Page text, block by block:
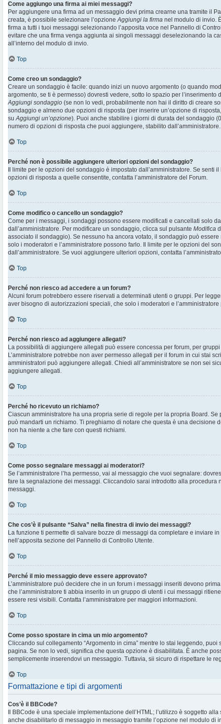
Come aggiungo una firma ai miei messaggi?
Per aggiungere una firma ad un messaggio devi prima crearne una tramite il
creata, è possibile selezionare l’opzioneAggiungi la firma nel modulo di invio.
firma a tutti i tuoi messaggi selezionando l’apposita voce nel Pannello di
evitare che una firma venga aggiunta ai singoli messaggi deselezionando la
all’interno del modulo di invio.
Top
Come creo un sondaggio?
Creare un sondaggio è facile: quando inizi un nuovo argomento (o quando
argomento, se ti è permesso) dovresti vedere, sotto lo spazio per
Aggiungi sondaggio (se non lo vedi, probabilmente non hai il diritto di creare
sondaggio e almeno due opzioni di risposta (per inserire un’opzione di
suAggiungi un’opzione). Puoi anche stabilire i giorni di durata del sondaggio
numero di opzioni di risposta che puoi aggiungere, stabilito dall’amministratore.
Top
Perché non è possibile aggiungere ulteriori opzioni del sondaggio?
Il limite per le opzioni del sondaggio è impostato dall’amministratore. Se senti
opzioni di risposta a quelle consentite, contatta l’amministratore del Forum.
Top
Come modifico o cancello un sondaggio?
Come per i messaggi, i sondaggi possono essere modificati e cancellati solo
dall’amministratore. Per modificare un sondaggio, clicca sul pulsante Modifica
associato il sondaggio). Se nessuno ha ancora votato, il sondaggio può
solo i moderatori e l’amministratore possono farlo. Il limite per le opzioni del
dall’amministratore. Se vuoi aggiungere ulteriori opzioni, contatta
Top
Perché non riesco ad accedere a un forum?
Alcuni forum potrebbero essere riservati a determinati utenti o gruppi. Per
aver bisogno di autorizzazioni speciali, che solo i moderatori e
Top
Perché non riesco ad aggiungere allegati?
La possibilità di aggiungere allegati può essere concessa per forum, per
L’amministratore potrebbe non aver permesso allegati per il forum in cui stai
amministratori può aggiungere allegati. Chiedi all’amministratore se non sei
aggiungere allegati.
Top
Perché ho ricevuto un richiamo?
Ciascun amministratore ha una propria serie di regole per la propria Board.
può mandarti un richiamo. Ti preghiamo di notare che questa è una decisione
non ha niente a che fare con questi richiami.
Top
Come posso segnalare messaggi ai moderatori?
Se l’amministratore l’ha permesso, vai al messaggio che vuoi segnalare:
fare la segnalazione dei messaggi. Cliccandolo sarai introdotto alla procedura
messaggi.
Top
Che cos’è il pulsante “Salva” nella finestra di invio dei messaggi?
La funzione ti permette di salvare bozze di messaggi da completare e inviare
nell’apposita sezione del Pannello di Controllo Utente.
Top
Perché il mio messaggio deve essere approvato?
L’amministratore può decidere che in un forum i messaggi inseriti devono
che l’amministratore ti abbia inserito in un gruppo di utenti i cui messaggi
essere resi visibili. Contatta l’amministratore per maggiori informazioni.
Top
Come posso spostare in cima un mio argomento?
Cliccando sul collegamento “Argomento in cima” mentre lo stai leggendo,
pagina. Se non lo vedi, significa che questa opzione è disabilitata. È anche
semplicemente inserendovi un messaggio. Tuttavia, sii sicuro di rispettare le
Top
Formattazione e tipi di argomenti
Cos’è il BBCode?
Il BBCode è una speciale implementazione dell’HTML; l’utilizzo è soggetto
anche disabilitarlo di messaggio in messaggio tramite l’opzione nel modulo di